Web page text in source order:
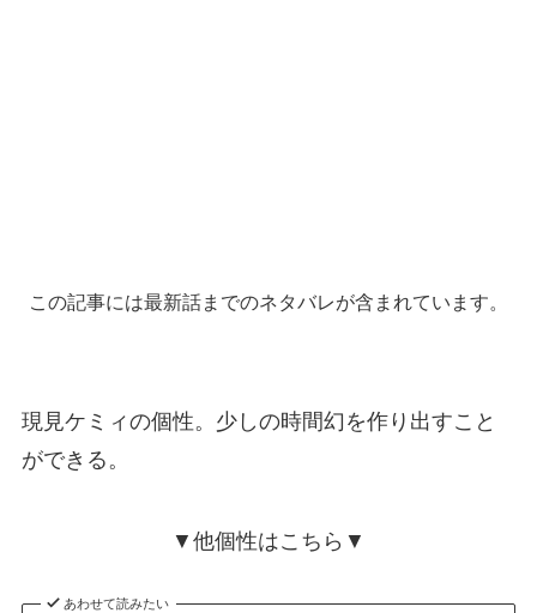
この記事には最新話までのネタバレが含まれています。
現見ケミィの個性。少しの時間幻を作り出すこと
ができる。
▼他個性はこちら▼
あわせて読みたい